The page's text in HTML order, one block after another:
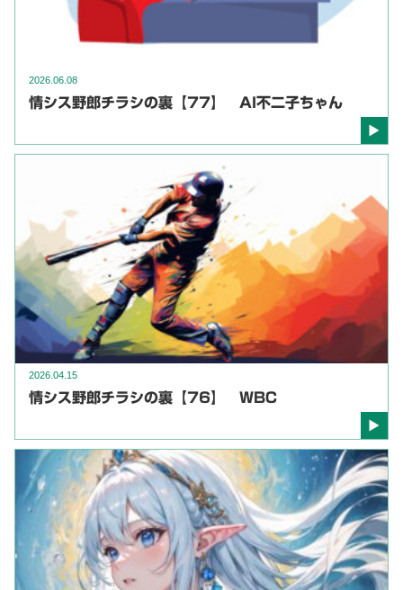
2026.06.08
情シス野郎チラシの裏【77】 AI不二子ちゃん
2026.04.15
情シス野郎チラシの裏【76】 WBC